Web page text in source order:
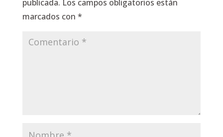
publicada. Los campos obligatorios están
marcados con *